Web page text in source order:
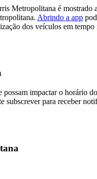
Metropolitana é
Abrindo a app
dos veículos em
impactar o horário
subscrever para receber